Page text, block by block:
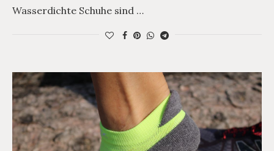
Wasserdichte Schuhe sind …